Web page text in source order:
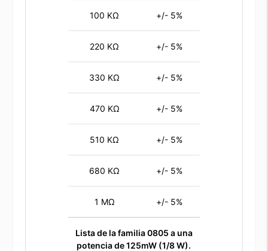
100 KΩ +/- 5%
220 KΩ +/- 5%
330 KΩ +/- 5%
470 KΩ +/- 5%
510 KΩ +/- 5%
680 KΩ +/- 5%
1 MΩ +/- 5%
Lista de la familia 0805 a una
potencia de 125mW (1/8 W).